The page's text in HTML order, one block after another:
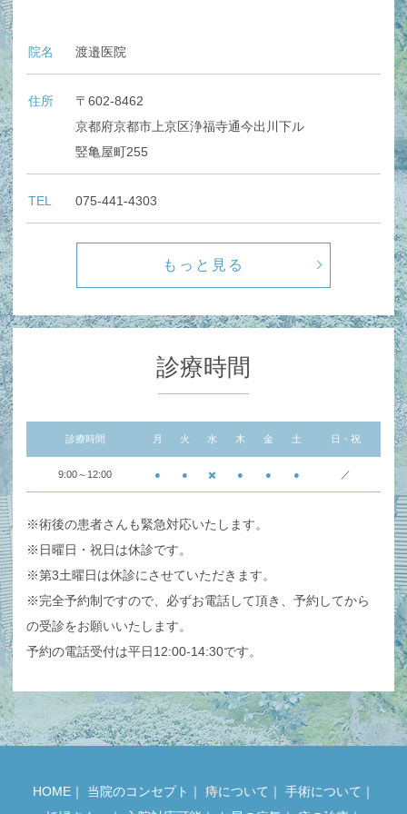
院名 渡邉医院
住所
〒602-8462
京都府京都市上京区浄福寺通今出川下ル
竪亀屋町255
TEL 075-441-4303
もっと見る
診療時間
診療時間 月 火 水 木 金 土 日・祝
9:00～12:00 ● ● ✖️ ● ● ● ／
※術後の患者さんも緊急対応いたします。
※日曜日・祝日は休診です。
※第3土曜日は休診にさせていただきます。
※完全予約制ですので、必ずお電話して頂き、予約してから
の受診をお願いいたします。
予約の電話受付は平日12:00-14:30です。
HOME｜ 当院のコンセプト ｜ 痔について ｜ 手術について ｜